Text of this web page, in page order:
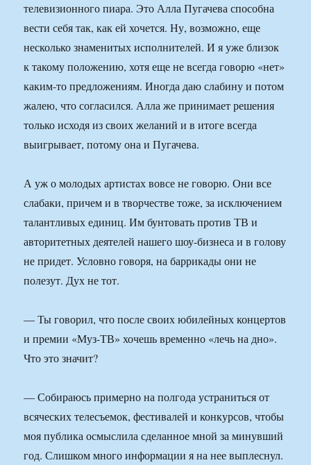
телевизионного пиара. Это Алла Пугачева способна
вести себя так, как ей хочется. Ну, возможно, еще
несколько знаменитых исполнителей. И я уже близок
к такому положению, хотя еще не всегда говорю «нет»
каким-то предложениям. Иногда даю слабину и потом
жалею, что согласился. Алла же принимает решения
только исходя из своих желаний и в итоге всегда
выигрывает, потому она и Пугачева.
А уж о молодых артистах вовсе не говорю. Они все
слабаки, причем и в творчестве тоже, за исключением
талантливых единиц. Им бунтовать против ТВ и
авторитетных деятелей нашего шоу-бизнеса и в голову
не придет. Условно говоря, на баррикады они не
полезут. Дух не тот.
— Ты говорил, что после своих юбилейных концертов
и премии «Муз-ТВ» хочешь временно «лечь на дно».
Что это значит?
— Собираюсь примерно на полгода устраниться от
всяческих телесъемок, фестивалей и конкурсов, чтобы
моя публика осмыслила сделанное мной за минувший
год. Слишком много информации я на нее выплеснул.